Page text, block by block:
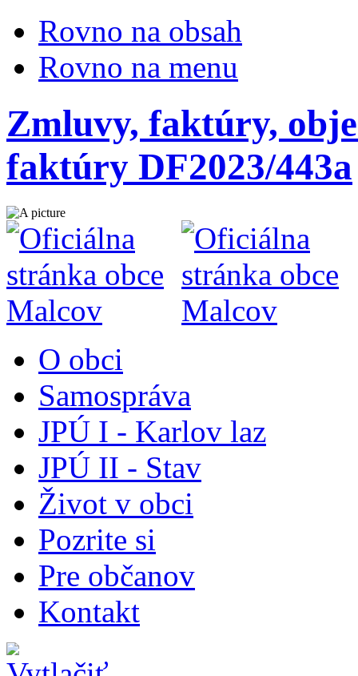
Rovno na obsah
Rovno na menu
Zmluvy, faktúry,
faktúry DF2023/443a
O obci
Samospráva
JPÚ I - Karlov laz
JPÚ II - Stav
Život v obci
Pozrite si
Pre občanov
Kontakt